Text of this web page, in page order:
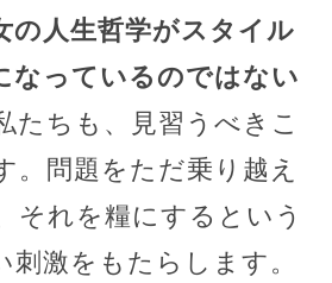
の人生哲学がスタイル
なっているのではない
たちも、見習うべきこ
。問題をただ乗り越え
それを糧にするという
刺激をもたらします。